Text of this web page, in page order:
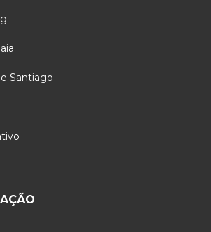
Santiago